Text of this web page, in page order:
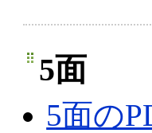
5面
5面の